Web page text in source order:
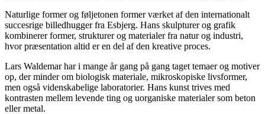
Naturlige former og føljetonen former værket af den internationalt
succesrige billedhugger fra Esbjerg. Hans skulpturer og grafik
kombinerer former, strukturer og materialer fra natur og industri,
hvor præsentation altid er en del af den kreative proces.
Lars Waldemar har i mange år gang på gang taget temaer og motiver
op, der minder om biologisk materiale, mikroskopiske livsformer,
men også videnskabelige laboratorier. Hans kunst trives med
kontrasten mellem levende ting og uorganiske materialer som beton
eller metal.